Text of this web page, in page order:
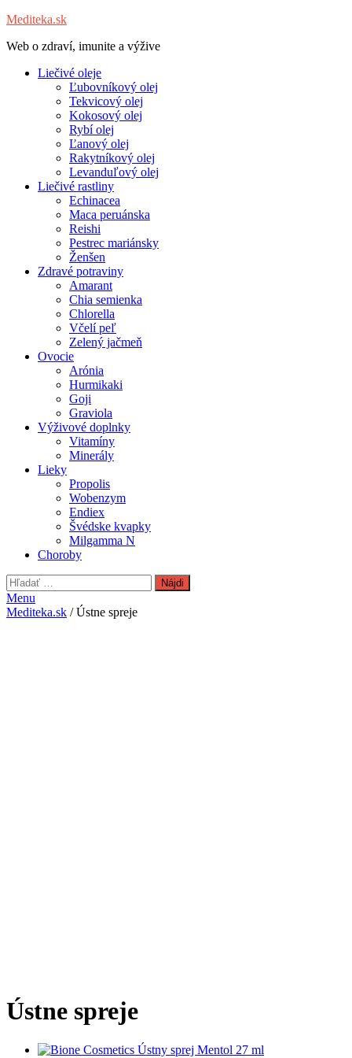
Mediteka.sk
Web o zdraví, imunite a výžive
Liečivé oleje
Ľubovníkový olej
Tekvicový olej
Kokosový olej
Rybí olej
Ľanový olej
Rakytníkový olej
Levanduľový olej
Liečivé rastliny
Echinacea
Maca peruánska
Reishi
Pestrec mariánsky
Ženšen
Zdravé potraviny
Amarant
Chia semienka
Chlorella
Včelí peľ
Zelený jačmeň
Ovocie
Arónia
Hurmikaki
Goji
Graviola
Výživové doplnky
Vitamíny
Minerály
Lieky
Propolis
Wobenzym
Endiex
Švédske kvapky
Milgamma N
Choroby
Hľadať:
Menu
Mediteka.sk / Ústne spreje
Ústne spreje